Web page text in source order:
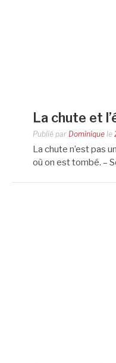
La chute et
Publié par Dominique le
La chute n’est pas
où on est tombé. –